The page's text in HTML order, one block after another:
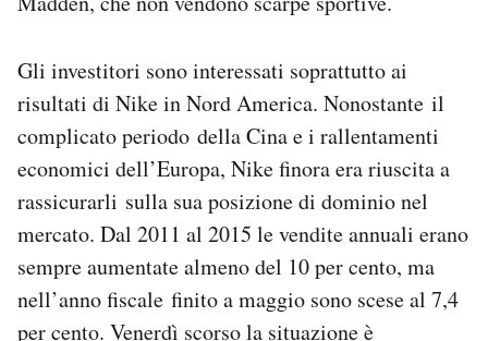
Gli investitori sono interessati soprattutto ai
risultati di Nike in Nord America. Nonostante il
complicato periodo della Cina e i rallentamenti
economici dell’Europa, Nike finora era riuscita a
rassicurarli sulla sua posizione di dominio nel
mercato. Dal 2011 al 2015 le vendite annuali erano
sempre aumentate almeno del 10 per cento, ma
nell’anno fiscale finito a maggio sono scese al 7,4
per cento. Venerdì scorso la situazione è